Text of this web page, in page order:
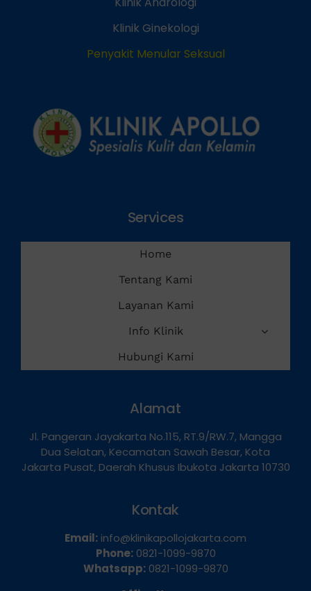
Hubungi Kami
Jl. Pangeran Jayakarta No.115, RT.9/RW.7, Mangga
Dua Selatan, Kecamatan Sawah Besar, Kota
Email:info@klinikapollojakarta.com
Phone:0821-1099-9870